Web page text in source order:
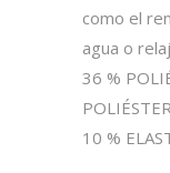
como el
agua o
36 %
10 %